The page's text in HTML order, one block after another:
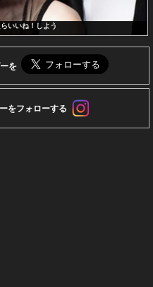
いいね！しよう
を
をフォローする